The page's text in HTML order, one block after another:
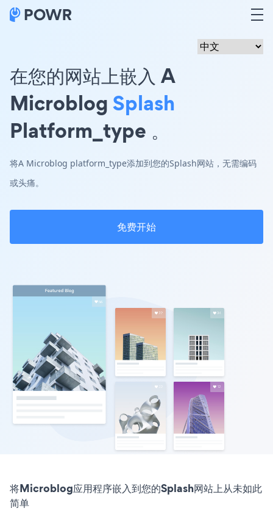
在您的网站上嵌入 A
MicroblogSplash
Platform_type 。
将A Microblog platform_type添加到您的Splash网站，无需编码
或头痛。
免费开始
将Microblog应用程序嵌入到您的Splash网站上从未如此
简单